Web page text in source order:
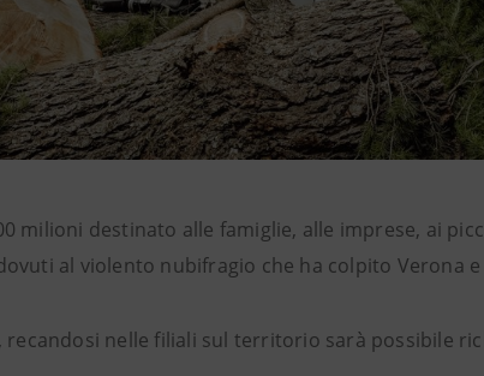
milioni destinato alle famiglie, alle imprese, ai
al violento nubifragio che ha colpito Verona
recandosi nelle filiali sul territorio sarà possibile